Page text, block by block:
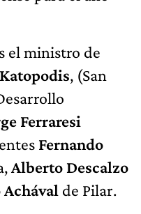
el ministro de
, (San
Ferraresi
Fernando
Alberto Descalzo
Achával de Pilar.